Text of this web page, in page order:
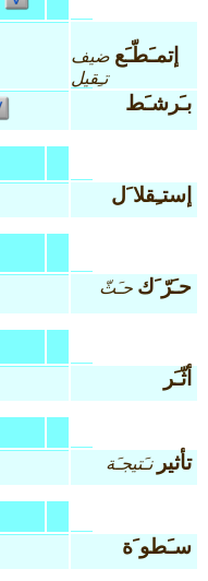
إتمـَطّـَع ضيف
تـِقيل
بـَرشـَط
إستـِقلا َل
حـَرّ َك حـَثّ
أثّـَر
تأثير نـَتيجـَة
سـَطو َة